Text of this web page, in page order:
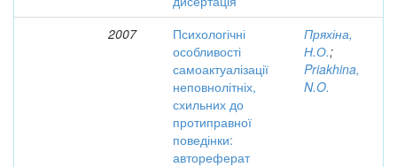
2007
Психологічні
особливості
самоактуалізації
неповнолітніх,
схильних до
протиправної
поведінки:
автореферат
Пряхіна,
Н.О.;
Priakhina,
N.O.